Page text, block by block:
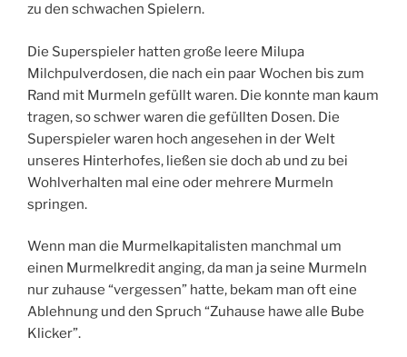
zu den schwachen Spielern.
Die Superspieler hatten große leere Milupa
Milchpulverdosen, die nach ein paar Wochen bis zum
Rand mit Murmeln gefüllt waren. Die konnte man kaum
tragen, so schwer waren die gefüllten Dosen. Die
Superspieler waren hoch angesehen in der Welt
unseres Hinterhofes, ließen sie doch ab und zu bei
Wohlverhalten mal eine oder mehrere Murmeln
springen.
Wenn man die Murmelkapitalisten manchmal um
einen Murmelkredit anging, da man ja seine Murmeln
nur zuhause “vergessen” hatte, bekam man oft eine
Ablehnung und den Spruch “Zuhause hawe alle Bube
Klicker”.